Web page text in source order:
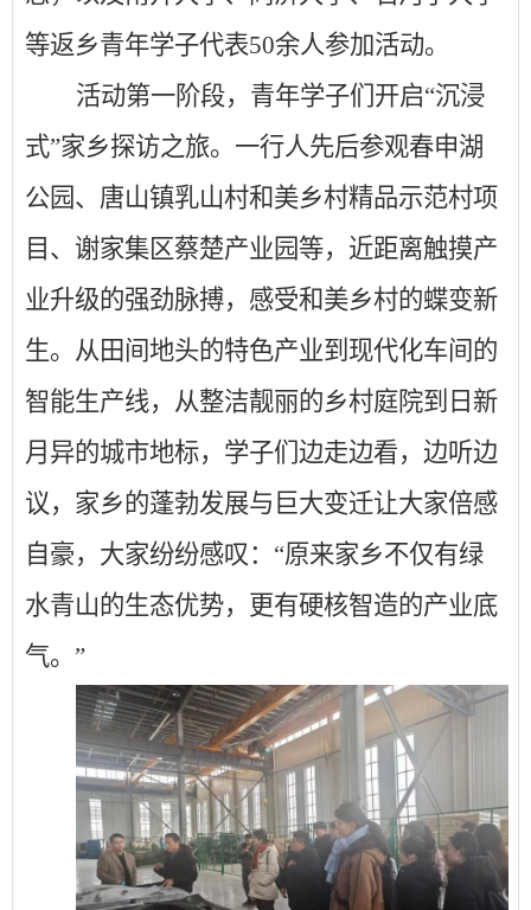
等返乡青年学子代表50余人参加活动。
活动第一阶段，青年学子们开启“沉浸
式”家乡探访之旅。一行人先后参观春申湖
公园、 唐山镇乳山村和美乡村精品示范村项
目 、 谢家集区蔡楚产业园等，近距离触摸产
业升级的强劲脉搏，感受和美乡村的蝶变新
生。从田间地头的特色产业到现代化车间的
智能生产线，从整洁靓丽的乡村庭院到日新
月异的城市地标，学子们边走边看，边听边
议，家乡的蓬勃发展与巨大变迁让大家倍感
自豪，大家纷纷感叹：“原来家乡不仅有绿
水青山的生态优势，更有硬核智造的产业底
气。”